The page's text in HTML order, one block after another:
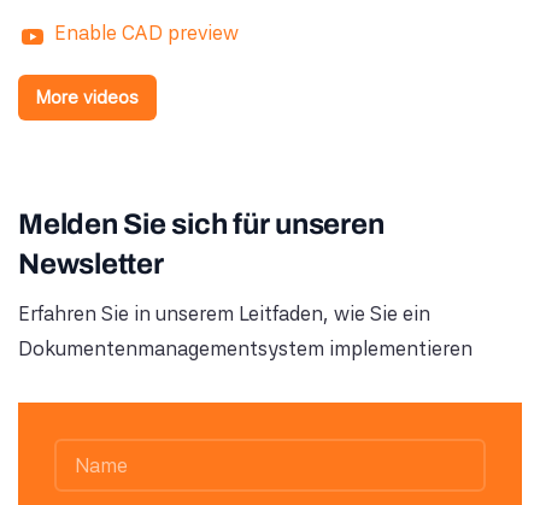
Enable CAD preview
More videos
Melden Sie sich für unseren
Newsletter
Erfahren Sie in unserem Leitfaden, wie Sie ein
Dokumentenmanagementsystem implementieren